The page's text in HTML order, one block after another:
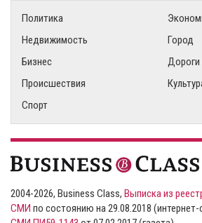
Политика
Недвижимость
Город
Бизнес
Дороги
Происшествия
Спорт
2004-2026, Business Class, Выписка из
СМИ по состоянию на 29.08.2018 (интернет-